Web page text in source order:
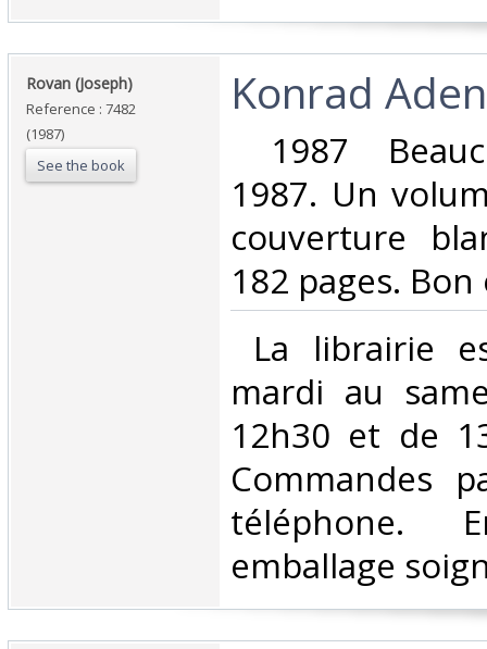
‎Rovan (Joseph)‎
Reference : 7482
(1987)
See the book
‎Konrad
1987
1987. Un
couverture
182 pages.
La librairie
mardi au
12h30 et de
Commandes
téléphone.
emballage